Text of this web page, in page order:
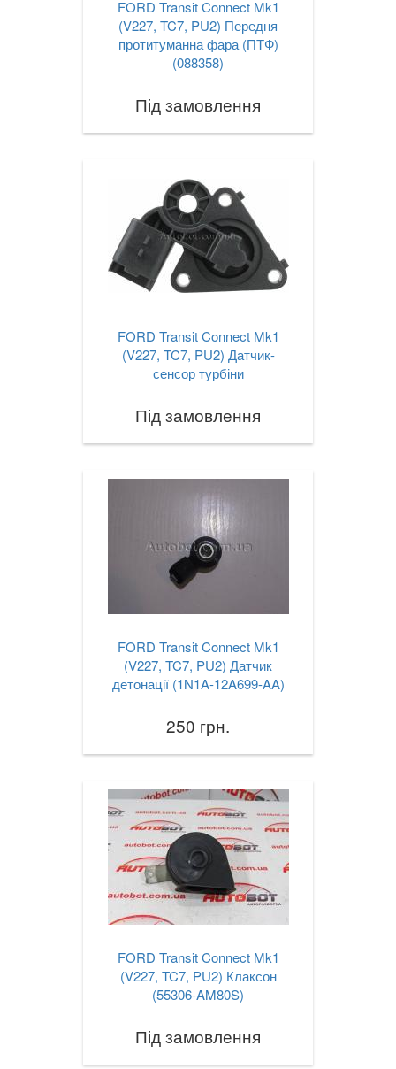
VOLKSWAGEN
В наявності!
FORD Transit Connect Mk1
(V227, TC7, PU2) Передня
протитуманна фара (ПТФ)
(088358)
Під замовлення
FORD Transit Connect Mk1
(V227, TC7, PU2) Датчик-
сенсор турбіни
Під замовлення
FORD Transit Connect Mk1
(V227, TC7, PU2) Датчик
детонації (1N1A-12A699-AA)
250 грн.
FORD Transit Connect Mk1
(V227, TC7, PU2) Клаксон
(55306-AM80S)
Під замовлення